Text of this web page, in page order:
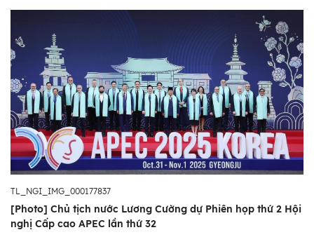
TL_NGI_IMG_000177837
[Photo] Chủ tịch nước Lương Cường dự Phiên họp thứ 2 Hội
nghị Cấp cao APEC lần thứ 32